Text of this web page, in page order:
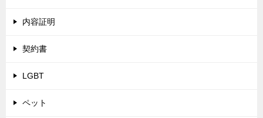
内容証明
契約書
LGBT
ペット